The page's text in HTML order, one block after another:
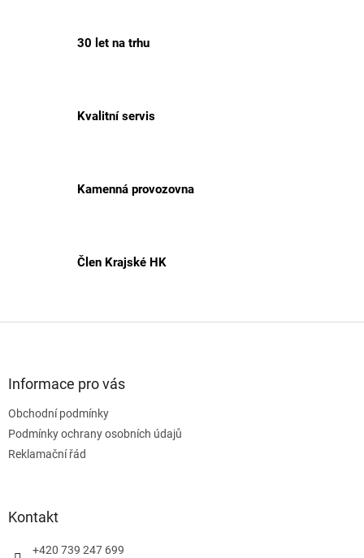
30 let na trhu
Kvalitní servis
Kamenná provozovna
Člen Krajské HK
Informace pro vás
Obchodní podmínky
Podmínky ochrany osobních údajů
Reklamační řád
Kontakt
+420 739 247 699